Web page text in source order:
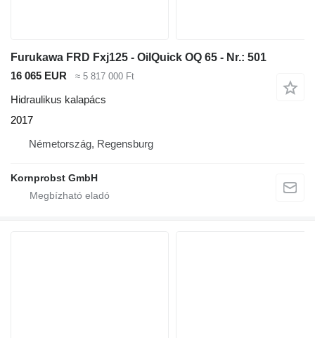
Furukawa FRD Fxj125 - OilQuick OQ 65 - Nr.: 501
16 065 EUR
≈ 5 817 000 Ft
Hidraulikus kalapács
2017
Németország, Regensburg
Kornprobst GmbH